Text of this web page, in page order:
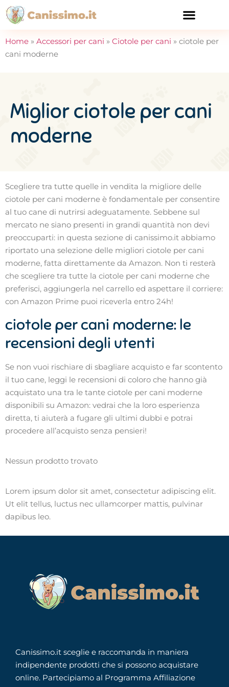
Home » Accessori per cani » Ciotole per cani » ciotole per
cani moderne
Miglior ciotole per cani
moderne
Scegliere tra tutte quelle in vendita la migliore delle
ciotole per cani moderne è fondamentale per consentire
al tuo cane di nutrirsi adeguatamente. Sebbene sul
mercato ne siano presenti in grandi quantità non devi
preoccuparti: in questa sezione di canissimo.it abbiamo
riportato una selezione delle migliori ciotole per cani
moderne, fatta direttamente da Amazon. Non ti resterà
che scegliere tra tutte la ciotole per cani moderne che
preferisci, aggiungerla nel carrello ed aspettare il corriere:
con Amazon Prime puoi riceverla entro 24h!
ciotole per cani moderne: le
recensioni degli utenti
Se non vuoi rischiare di sbagliare acquisto e far scontento
il tuo cane, leggi le recensioni di coloro che hanno già
acquistato una tra le tante ciotole per cani moderne
disponibili su Amazon: vedrai che la loro esperienza
diretta, ti aiuterà a fugare gli ultimi dubbi e potrai
procedere all’acquisto senza pensieri!
Nessun prodotto trovato
Lorem ipsum dolor sit amet, consectetur adipiscing elit.
Ut elit tellus, luctus nec ullamcorper mattis, pulvinar
dapibus leo.
Canissimo.it sceglie e raccomanda in maniera
indipendente prodotti che si possono acquistare
online. Partecipiamo al Programma Affiliazione